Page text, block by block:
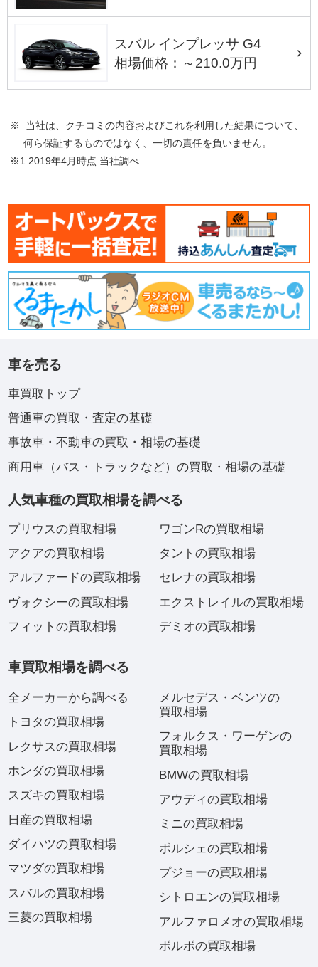
スバル インプレッサ G4
相場価格：～210.0万円
※ 当社は、クチコミの内容およびこれを利用した結果について、
何ら保証するものではなく、一切の責任を負いません。
※1 2019年4月時点 当社調べ
車を売る
車買取トップ
普通車の買取・査定の基礎
事故車・不動車の買取・相場の基礎
商用車（バス・トラックなど）の買取・相場の基礎
人気車種の買取相場を調べる
プリウスの買取相場
アクアの買取相場
アルファードの買取相場
ヴォクシーの買取相場
フィットの買取相場
ワゴンRの買取相場
タントの買取相場
セレナの買取相場
エクストレイルの買取相場
デミオの買取相場
車買取相場を調べる
全メーカーから調べる
トヨタの買取相場
レクサスの買取相場
ホンダの買取相場
スズキの買取相場
日産の買取相場
ダイハツの買取相場
マツダの買取相場
スバルの買取相場
三菱の買取相場
メルセデス・ベンツの
買取相場
フォルクス・ワーゲンの
買取相場
BMWの買取相場
アウディの買取相場
ミニの買取相場
ポルシェの買取相場
プジョーの買取相場
シトロエンの買取相場
アルファロメオの買取相場
ボルボの買取相場